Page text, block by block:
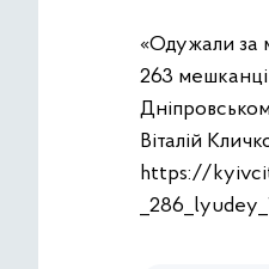
«Одужали за
263
Віталій
https://